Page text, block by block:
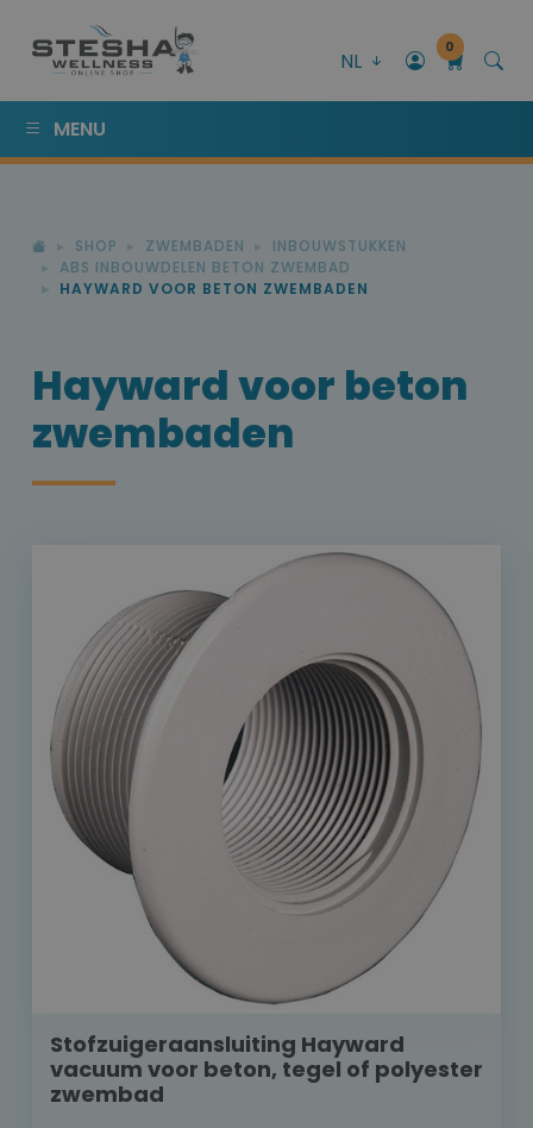
NL
0
MENU
SHOP ZWEMBADEN
INBOUWSTUKKEN
ABS INBOUWDELEN BETON ZWEMBAD
HAYWARD VOOR BETON ZWEMBADEN
Hayward voor beton
zwembaden
Stofzuigeraansluiting Hayward
vacuum voor beton, tegel of polyester
zwembad